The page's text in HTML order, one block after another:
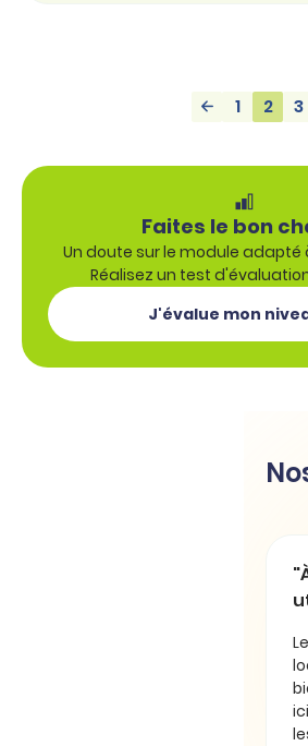
1 2 3
Faites le bon
Un doute sur le module adapté
Réalisez un test
J'évalue mon